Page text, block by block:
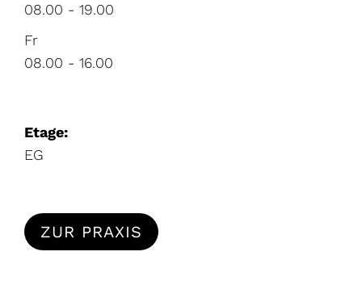
08.00 - 19.00
Fr
08.00 - 16.00
Etage:
EG
ZUR PRAXIS